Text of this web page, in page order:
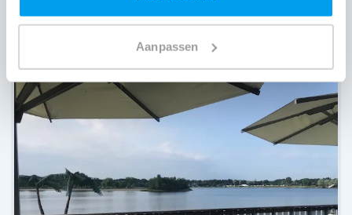
Aanpassen
38 reviews over onze DJ's)